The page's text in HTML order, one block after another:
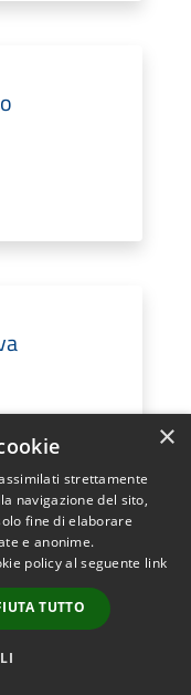
×
strettamente
navigazione del sito,
fine di elaborare
e anonime.
policy al seguente link
TUTTO